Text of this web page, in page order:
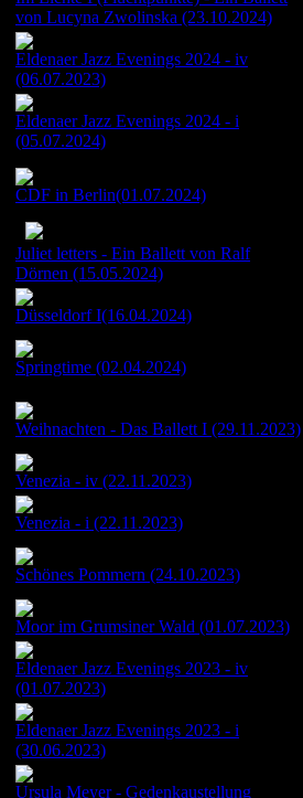
von Lucyna Zwolinska (23.10.2024)
Eldenaer Jazz Evenings 2024 - iv
(06.07.2023)
Eldenaer Jazz Evenings 2024 - i
(05.07.2024)
CDF in Berlin(01.07.2024)
Juliet letters - Ein Ballett von Ralf
Dörnen (15.05.2024)
Düsseldorf I(16.04.2024)
Springtime (02.04.2024)
Weihnachten - Das Ballett I (29.11.2023)
Venezia - iv (22.11.2023)
Venezia - i (22.11.2023)
Schönes Pommern (24.10.2023)
Moor im Grumsiner Wald (01.07.2023)
Eldenaer Jazz Evenings 2023 - iv
(01.07.2023)
Eldenaer Jazz Evenings 2023 - i
(30.06.2023)
Ursula Meyer - Gedenkaustellung